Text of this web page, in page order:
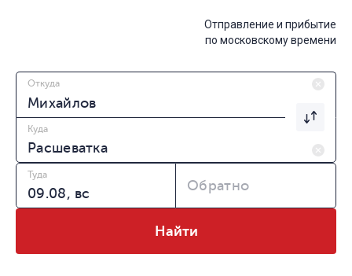
Отправление и прибытие
по московскому времени
Откуда
Куда
Туда
Обратно
Найти